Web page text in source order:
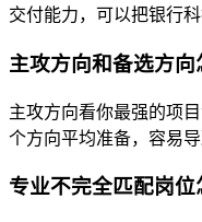
交付能力，可以把银行
主攻方向和备选方向
主攻方向看你最强的项
个方向平均准备，容易
专业不完全匹配岗位